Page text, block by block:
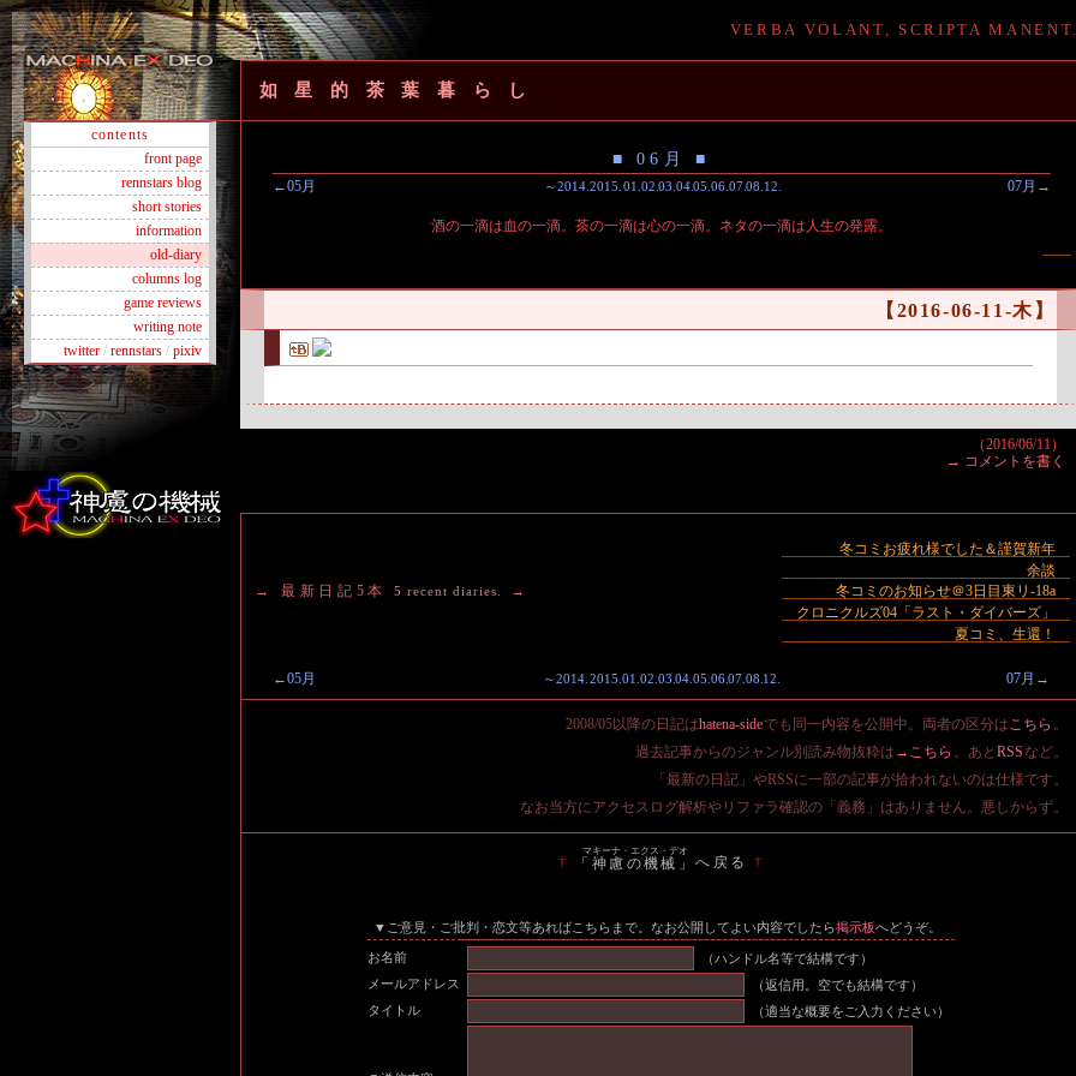
VERBA VOLANT, SCRIPTA
如星的茶葉暮らし
■ 06月 ■
←05月 ～2014. 2015. 01 02 .03 .04.05 .06 .07.08 12 07月→
酒の一滴は血の一滴。茶の一滴は心の一滴。ネタの一滴は人生の発露。
【2016-06-11-木】
（2016/06/11）
→ コメントを書く
→ 最新日記5本5 recent diaries. →
冬コミお疲れ様でした＆謹賀新年
余談
冬コミのお知らせ＠3日目東リ-18a
クロニクルズ04「ラスト・ダイバーズ」
夏コミ、生還！
←05月 ～2014 2015. 01 .02 .03 .04 .05 06.07 .08 12 07月→
2008/05以降の日記はhatena-sideでも同一内容を公開中。両者の区分は こちら 。
過去記事からのジャンル別読み物抜粋は →こちら 。あとRSS など。
「最新の日記」やRSSに一部の記事が拾われないのは仕様です。
なお当方にアクセスログ解析やリファラ確認の「義務」はありません。悪しからず。
† 「神慮の機械」
マキーナ・エクス・デオ
へ戻る †
▼ご意見・ご批判・恋文等あればこちらまで。なお公開してよい内容でしたら掲示板へどうぞ。
お名前
（ハンドル名等で結構です）
メールアドレス
（返信用。空でも結構です）
タイトル
（適当な概要をご入力ください）
contents
front page
rennstars blog
short stories
information
old-diary
columns log
game reviews
writing note
twitter / rennstars / pixiv